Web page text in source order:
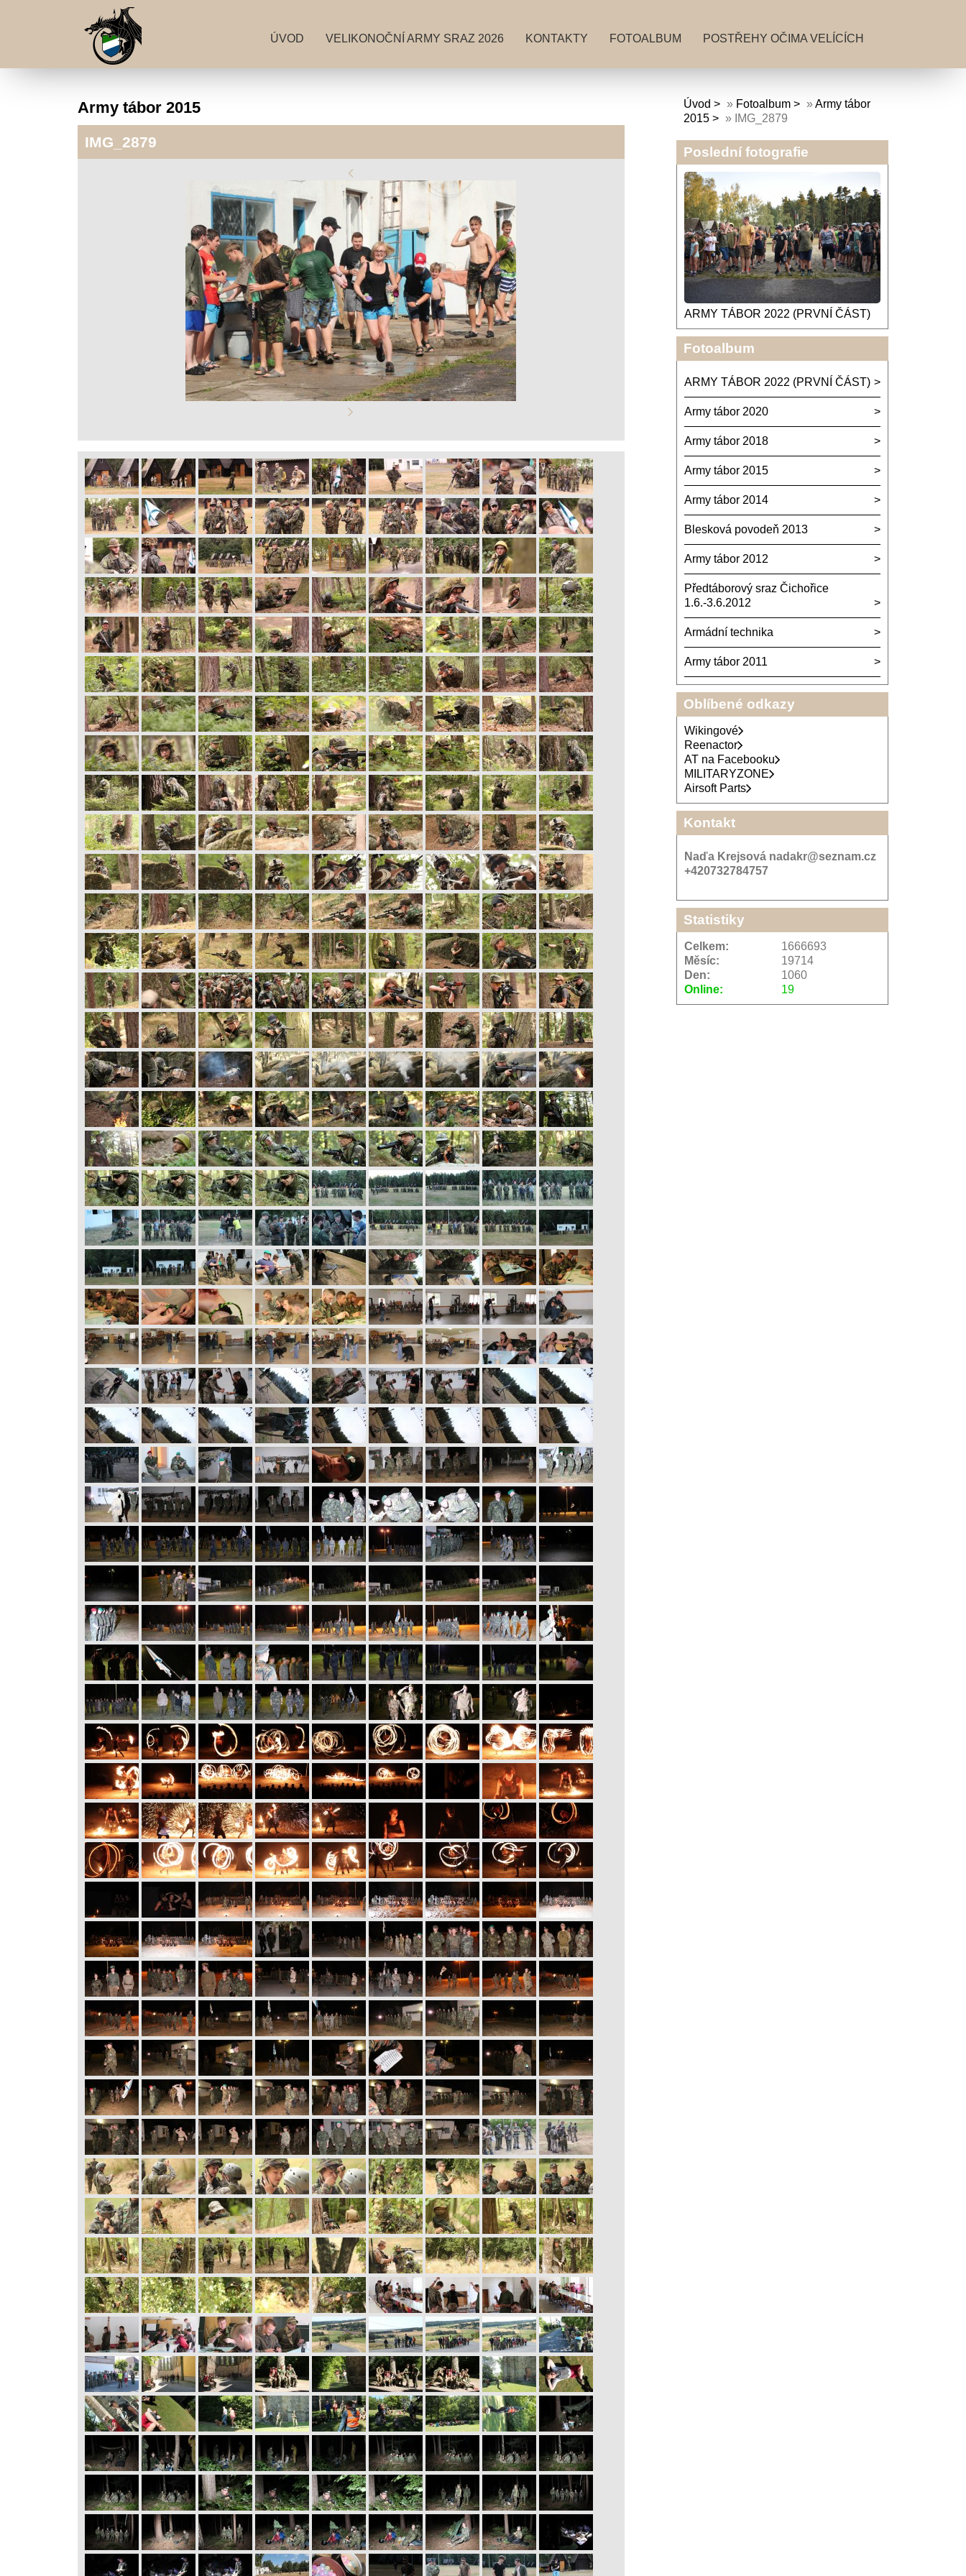
ÚVOD VELIKONOČNÍ ARMY SRAZ 2026 KONTAKTY FOTOALBUM POSTŘEHY OČIMA VELÍCÍCH
Army tábor 2015
IMG_2879
Úvod » Fotoalbum »Army tábor
2015
» IMG_2879
Poslední fotografie
ARMY TÁBOR 2022 (PRVNÍ ČÁST)
Fotoalbum
ARMY TÁBOR 2022 (PRVNÍ ČÁST)
Army tábor 2020
Army tábor 2018
Army tábor 2015
Army tábor 2014
Blesková povodeň 2013
Army tábor 2012
Předtáborový sraz Čichořice
1.6.-3.6.2012
Armádní technika
Army tábor 2011
Oblíbené odkazy
Wikingové
Reenactor
AT na Facebooku
MILITARYZONE
Airsoft Parts
Kontakt
Naďa Krejsová nadakr@seznam.cz
+420732784757
Statistiky
Online: 19
Celkem:
1666693
Měsíc:
19714
Den:
1060